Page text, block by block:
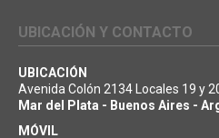
UBICACIÓN Y CONTACTO
UBICACIÓN
Avenida Colón 2134 Locales 19 y
Mar del Plata - Buenos Aires -
MÓVIL